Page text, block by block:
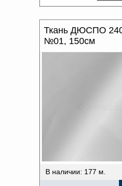
Ткань ДЮСПО
№01, 150см
В наличии: 177 м.